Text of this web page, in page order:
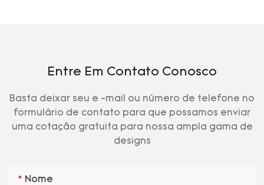
Entre Em Contato Conosco
Basta deixar seu e -mail ou número de telefone no
formulário de contato para que possamos enviar
uma cotação gratuita para nossa ampla gama de
designs
Nome